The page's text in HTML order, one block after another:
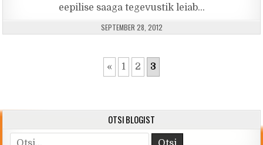
eepilise saaga tegevustik leiab…
PUBLISHED DATE:
SEPTEMBER 28, 2012
« 1 2 3
OTSI BLOGIST
Search for: